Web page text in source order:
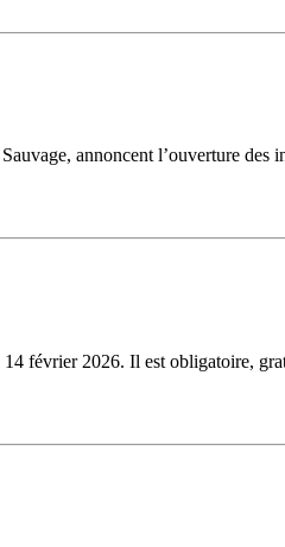
annoncent l’ouverture
février 2026. Il est obligatoire,